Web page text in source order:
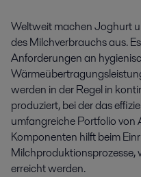
Weltweit machen Joghurt
des Milchverbrauchs aus.
Anforderungen an
werden in der Regel in
produziert, bei der das
umfangreiche Portfolio von
Komponenten hilft beim
erreicht werden.